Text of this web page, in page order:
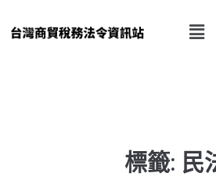
標籤: 民